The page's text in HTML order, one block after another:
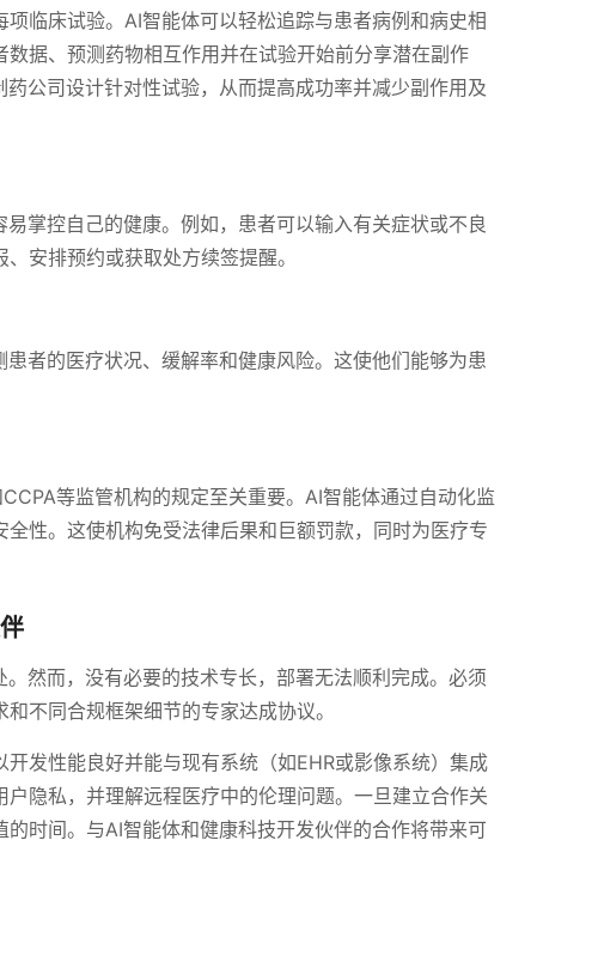
临床试验。AI智能体可以轻松追踪与患者病例和病史相
据、预测药物相互作用并在试验开始前分享潜在副作
公司设计针对性试验，从而提高成功率并减少副作用及
掌控自己的健康。例如，患者可以输入有关症状或不良
安排预约或获取处方续签提醒。
者的医疗状况、缓解率和健康风险。这使他们能够为患
等监管机构的规定至关重要。AI智能体通过自动化监
性。这使机构免受法律后果和巨额罚款，同时为医疗专
然而，没有必要的技术专长，部署无法顺利完成。必须
不同合规框架细节的专家达成协议。
发性能良好并能与现有系统（如EHR或影像系统）集成
隐私，并理解远程医疗中的伦理问题。一旦建立合作关
时间。与AI智能体和健康科技开发伙伴的合作将带来可